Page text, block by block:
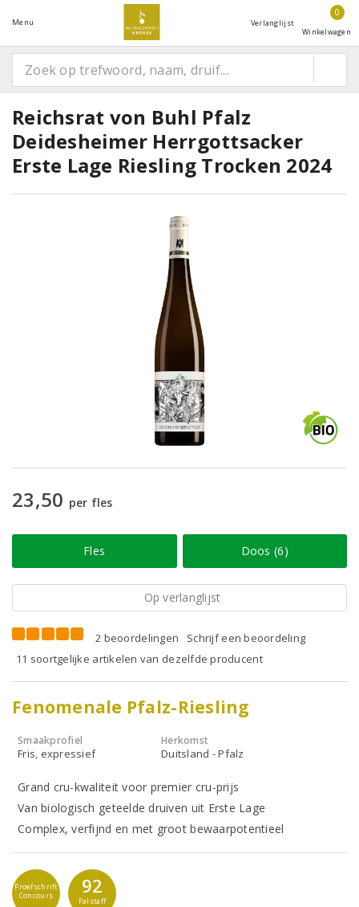
Menu Verlanglijst
0
Winkelwagen
Reichsrat von Buhl Pfalz
Deidesheimer Herrgottsacker
Erste Lage Riesling Trocken 2024
23,50 per fles
Fles Doos (6)
Op verlanglijst
2 beoordelingen
Schrijf een beoordeling
11 soortgelijke artikelen van dezelfde producent
Fenomenale Pfalz-Riesling
Smaakprofiel
Fris, expressief
Herkomst
Duitsland - Pfalz
Grand cru-kwaliteit voor premier cru-prijs
Van biologisch geteelde druiven uit Erste Lage
Complex, verfijnd en met groot bewaarpotentieel
Proefschrift
Concours
92
Falstaff